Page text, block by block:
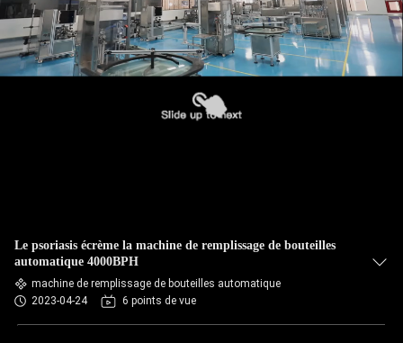
Le psoriasis écrème la machine de remplissage de bouteilles
automatique 4000BPH
machine de remplissage de bouteilles automatique
2023-04-24
6 points de vue